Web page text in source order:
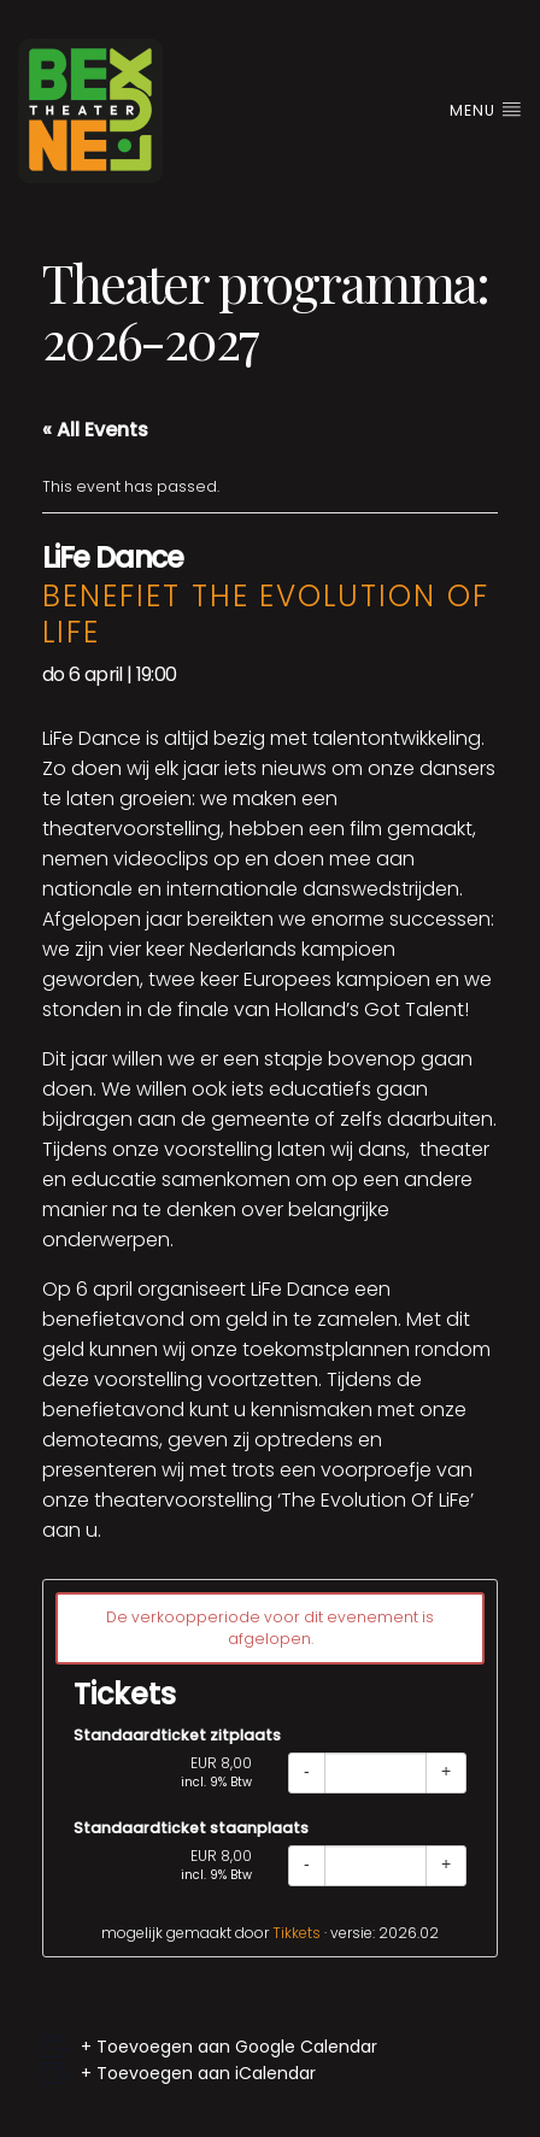
MENU
Theater programma:
2026-2027
« All Events
This event has passed.
LiFe Dance
BENEFIET THE EVOLUTION OF
LIFE
do 6 april | 19:00
LiFe Dance is altijd bezig met talentontwikkeling.
Zo doen wij elk jaar iets nieuws om onze dansers
te laten groeien: we maken een
theatervoorstelling, hebben een film gemaakt,
nemen videoclips op en doen mee aan
nationale en internationale danswedstrijden.
Afgelopen jaar bereikten we enorme successen:
we zijn vier keer Nederlands kampioen
geworden, twee keer Europees kampioen en we
stonden in de finale van Holland’s Got Talent!
Dit jaar willen we er een stapje bovenop gaan
doen. We willen ook iets educatiefs gaan
bijdragen aan de gemeente of zelfs daarbuiten.
Tijdens onze voorstelling laten wij dans, theater
en educatie samenkomen om op een andere
manier na te denken over belangrijke
onderwerpen.
Op 6 april organiseert LiFe Dance een
benefietavond om geld in te zamelen. Met dit
geld kunnen wij onze toekomstplannen rondom
deze voorstelling voortzetten. Tijdens de
benefietavond kunt u kennismaken met onze
demoteams, geven zij optredens en
presenteren wij met trots een voorproefje van
onze theatervoorstelling ‘The Evolution Of LiFe’
aan u.
De verkoopperiode voor dit evenement is
afgelopen.
Tickets
Standaardticket zitplaats
EUR 8,00
incl. 9% Btw
- +
Standaardticket staanplaats
EUR 8,00
incl. 9% Btw
- +
mogelijk gemaakt doorTikkets · versie: 2026.02
+ Toevoegen aan Google Calendar
+ Toevoegen aan iCalendar